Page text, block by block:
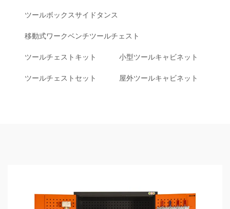
ツールボックスサイドタンス
移動式ワークベンチツールチェスト
ツールチェストキット 小型ツールキャビネット
ツールチェストセット 屋外ツールキャビネット